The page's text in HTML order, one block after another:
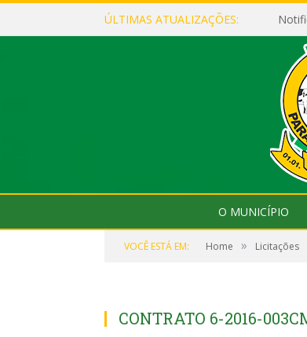
ÚLTIMAS ATUALIZAÇÕES:
O MUNICÍPIO
VOCÊ ESTÁ EM: Home » Licitações
CONTRATO 6-2016-